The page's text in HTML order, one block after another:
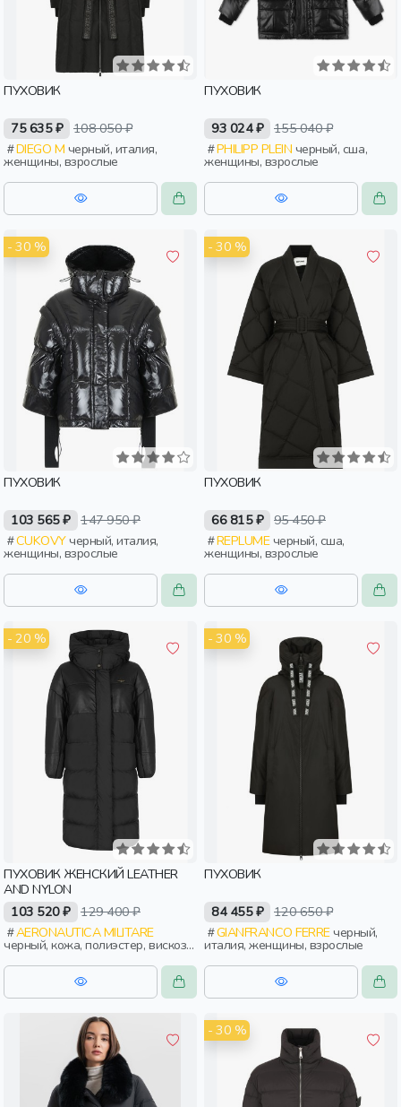
ПУХОВИК
75 635 ₽ 108 050 ₽
DIEGO M
женщины, взрослые
ПУХОВИК
93 024 ₽ 155 040 ₽
PHILIPP PLEIN
женщины, взрослые
- 30 %
ПУХОВИК
103 565 ₽ 147 950 ₽
CUKOVYчерный, италия,
женщины, взрослые
- 30 %
ПУХОВИК
66 815 ₽ 95 450 ₽
REPLUMEчерный, сша,
женщины, взрослые
- 20 %
ПУХОВИК ЖЕНСКИЙ LEATHER
AND NYLON
103 520 ₽ 129 400 ₽
AERONAUTICA MILITARE
черный, кожа, полиэстер, вискоза,
зима, осень, италия, длинные,
капюшон, застежка, кнопки,
манжета, прорези, воротник,
эластичные, женщины, взрослые
- 30 %
ПУХОВИК
84 455 ₽ 120 650 ₽
GIANFRANCO FERREчерный,
италия, женщины, взрослые
- 30 %